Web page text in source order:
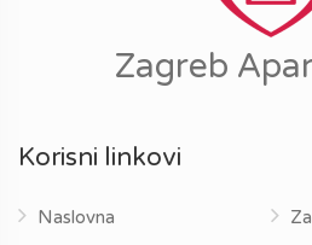
Zagreb
Korisni linkovi
Naslovna